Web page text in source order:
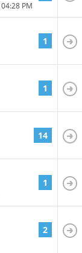
04:28 PM
1
1
14
1
2